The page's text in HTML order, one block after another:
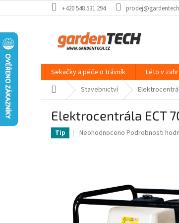
na
+420 548 531 294
Sekačky a péče o trávník Léto v
Domů Stavebnictví
Elektrocentrála ECT
Tip
Průměrné
hvězdiček.
Neohodnoceno Podrobnosti